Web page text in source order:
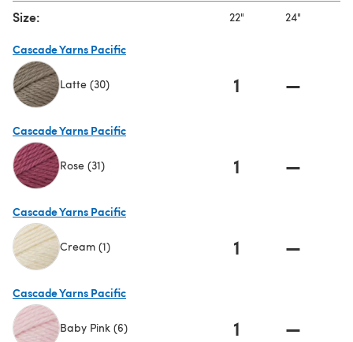
Size: 22" 24"
Cascade Yarns Pacific
Latte (30) 1 —
Cascade Yarns Pacific
Rose (31) 1 —
Cascade Yarns Pacific
Cream (1) 1 —
Cascade Yarns Pacific
Baby Pink (6) 1 —